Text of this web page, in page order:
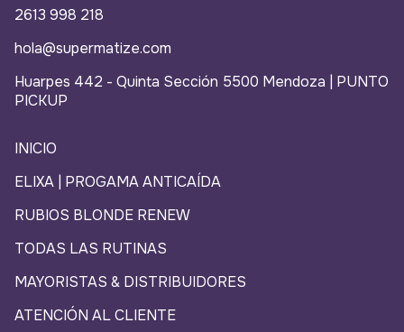
2613 998 218
hola@supermatize.com
Huarpes 442 - Quinta Sección 5500 Mendoza | PUNTO
PICKUP
INICIO
ELIXA | PROGAMA ANTICAÍDA
RUBIOS BLONDE RENEW
TODAS LAS RUTINAS
MAYORISTAS & DISTRIBUIDORES
ATENCIÓN AL CLIENTE